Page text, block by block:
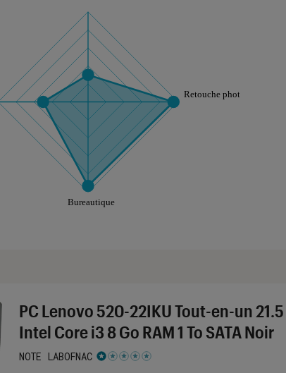
PC Lenovo 520-22IKU Tout-en-un 21.5
Intel Core i3 8 Go RAM 1 To SATA Noir
NOTE LABOFNAC
Noté 1 étoiles sur 5